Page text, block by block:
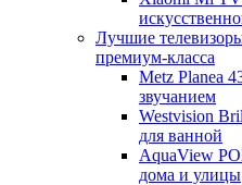
Лучшие
премиум-класса
Metz Planea
звучанием
Westvision
для ванной
AquaView
дома и улицы